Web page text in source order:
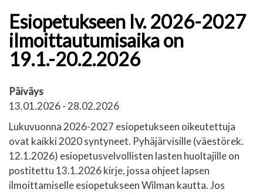
Esiopetukseen lv. 2026-2027
ilmoittautumisaika on
19.1.-20.2.2026
Päiväys
13.01.2026- 28.02.2026
Lukuvuonna 2026-2027 esiopetukseen oikeutettuja
ovat kaikki 2020 syntyneet. Pyhäjärvisille (väestörek.
12.1.2026) esiopetusvelvollisten lasten huoltajille on
postitettu 13.1.2026 kirje, jossa ohjeet lapsen
ilmoittamiselle esiopetukseen Wilman kautta. Jos